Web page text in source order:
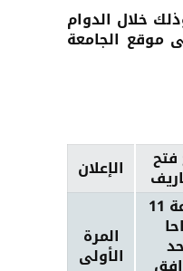
خلال الدوام
فتح الإعلان
الساعة 11
المرة
الأولى